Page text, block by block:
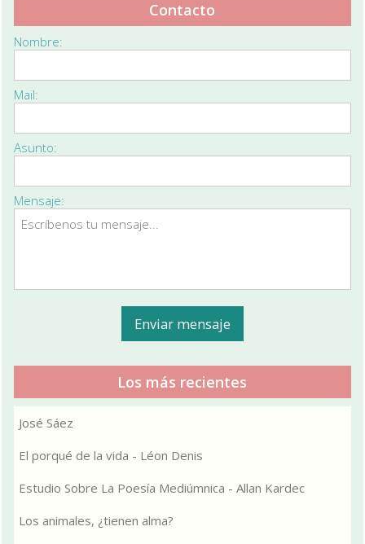
Contacto
Nombre:
Mail:
Asunto:
Mensaje:
Los más recientes
José Sáez
El porqué de la vida - Léon Denis
Estudio Sobre La Poesía Mediúmnica - Allan Kardec
Los animales, ¿tienen alma?